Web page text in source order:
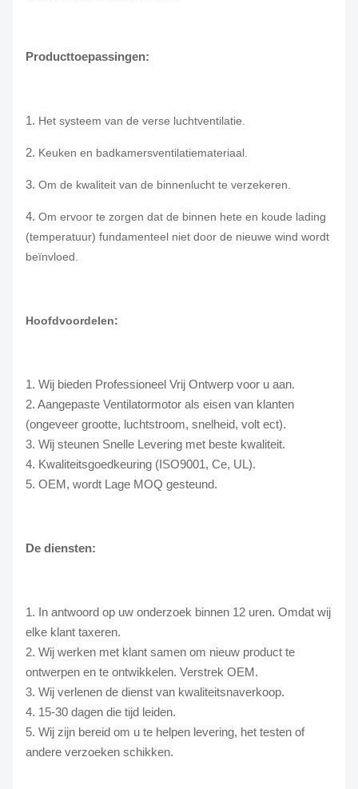
Producttoepassingen:
1. Het systeem van de verse luchtventilatie.
2. Keuken en badkamersventilatiemateriaal.
3. Om de kwaliteit van de binnenlucht te verzekeren.
4. Om ervoor te zorgen dat de binnen hete en koude lading
(temperatuur) fundamenteel niet door de nieuwe wind wordt
beïnvloed.
Hoofdvoordelen:
1. Wij bieden Professioneel Vrij Ontwerp voor u aan.
2. Aangepaste Ventilatormotor als eisen van klanten
(ongeveer grootte, luchtstroom, snelheid, volt ect).
3. Wij steunen Snelle Levering met beste kwaliteit.
4. Kwaliteitsgoedkeuring (ISO9001, Ce, UL).
5. OEM, wordt Lage MOQ gesteund.
De diensten:
1. In antwoord op uw onderzoek binnen 12 uren. Omdat wij
elke klant taxeren.
2. Wij werken met klant samen om nieuw product te
ontwerpen en te ontwikkelen. Verstrek OEM.
3. Wij verlenen de dienst van kwaliteitsnaverkoop.
4. 15-30 dagen die tijd leiden.
5. Wij zijn bereid om u te helpen levering, het testen of
andere verzoeken schikken.